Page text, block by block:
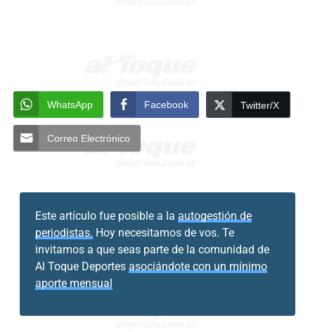
WhatsApp Facebook Twitter/X
Correo Electrónico
Este artículo fue posible a la autogestión de
periodistas. Hoy necesitamos de vos. Te
invitamos a que seas parte de la comunidad de
Al Toque Deportes asociándote con un mínimo
aporte mensual